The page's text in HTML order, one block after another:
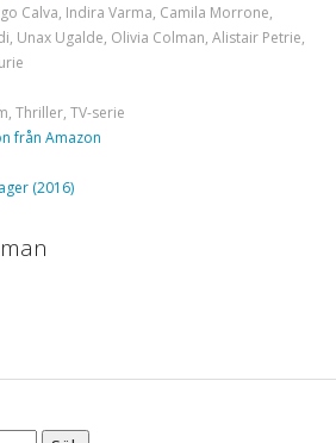
Calva, Indira Varma, Camila Morrone,
Unax Ugalde, Olivia Colman, Alistair Petrie,
Thriller, TV-serie
från Amazon
(2016)